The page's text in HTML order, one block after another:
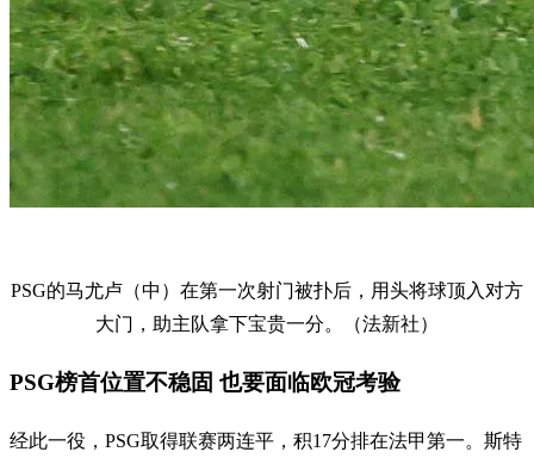
PSG的马尤卢（中）在第一次射门被扑后，用头将球顶入对方
大门，助主队拿下宝贵一分。（法新社）
PSG榜首位置不稳固 也要面临欧冠考验
经此一役，PSG取得联赛两连平，积17分排在法甲第一。斯特